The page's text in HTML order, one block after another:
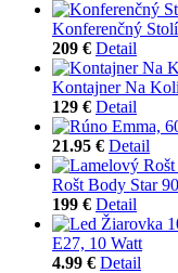
Konferenčný
209 € Detail
Kontajner Na
129 € Detail
21.95 € Detail
Rošt Body Star
199 € Detail
E27, 10 Watt
4.99 € Detail